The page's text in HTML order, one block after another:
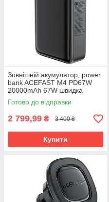
Зовнішній акумулятор, power
bank ACEFAST M4 PD67W
20000mAh 67W швидка
зарядка
Готово до відправки
2 799,99 ₴ 3 400 ₴
Купити